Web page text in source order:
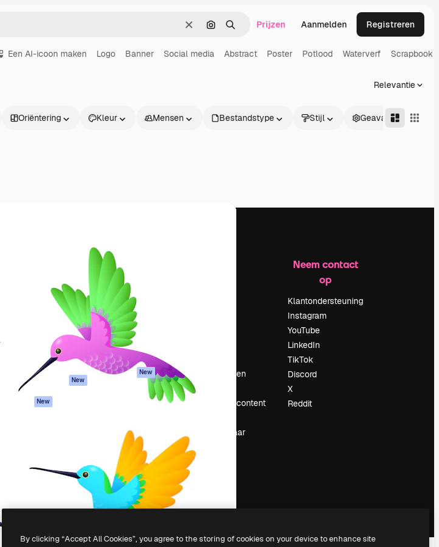
WissenZoeken op afbeelding
ZoekenPrijzen Aanmelden Registreren
Een AI-icoon maken Logo Banner Social media Abstract Poster Potlood Waterverf Scrapbook
Relevantie
Oriëntering Kleur Mensen Bestandstype Stijl Geavanceerd
AI Image Generator
AI Video Generator
AI Voice Generator
Stockcontent
MCP voor
Claude/ChatGPT
New
New
Aan de slag
Academy
Documentatie
Ondersteuning
Algemene
voorwaarden
Privacybeleid
Originelen
New
Cookiebeleid
Vertrouwenscentrum
Onderneming
Evenementen
Slidesgo
Verkoop je content
Op zoek naar
Neem contact
op
Klantondersteuning
Instagram
YouTube
LinkedIn
TikTok
Discord
X
Reddit
Alle rechten voorbehouden
By clicking “Accept All Cookies”, you agree to the storing of cookies on your device to enhance site